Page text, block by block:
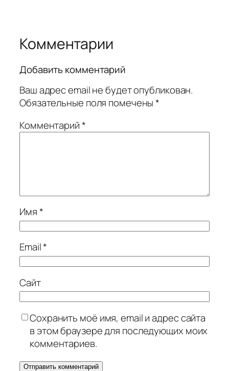
Комментарии
Добавить комментарий
Ваш адрес email не будет опубликован.
Обязательные поля помечены*
Комментарий*
Имя*
Email*
Сайт
Сохранить моё имя, email и адрес сайта
в этом браузере для последующих моих
комментариев.